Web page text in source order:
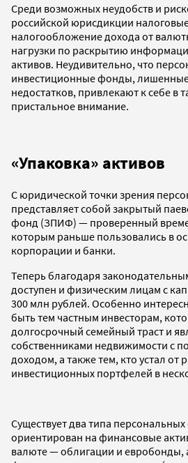
Среди возможных неудобств и
российской юрисдикции
налогообложение дохода от
нагрузки по раскрытию
активов. Неудивительно, что
инвестиционные фонды,
недостатков, привлекают к себе в
пристальное внимание.
«Упаковка» активов
С юридической точки зрения
представляет собой закрытый
фонд (ЗПИФ) — проверенный
которым раньше пользовались в
корпорации и банки.
Теперь благодаря
доступен и физическим лицам с
300 млн рублей. Особенно
быть тем частным инвесторам,
долгосрочный семейный траст и
собственниками недвижимости с
доходом, а также тем, кто устал от
инвестиционных портфелей в
Существует два типа
ориентирован на финансовые
валюте — облигации и евробонды,